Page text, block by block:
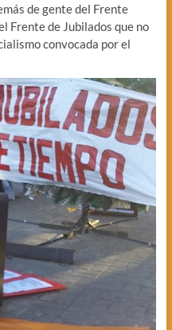
de gente del Frente
Frente de Jubilados que no
convocada por el